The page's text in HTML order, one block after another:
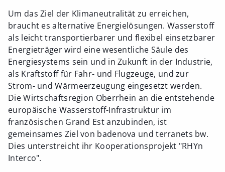
Um das Ziel der Klimaneutralität zu erreichen,
braucht es alternative Energielösungen. Wasserstoff
als leicht transportierbarer und flexibel einsetzbarer
Energieträger wird eine wesentliche Säule des
Energiesystems sein und in Zukunft in der Industrie,
als Kraftstoff für Fahr- und Flugzeuge, und zur
Strom- und Wärmeerzeugung eingesetzt werden.
Die Wirtschaftsregion Oberrhein an die entstehende
europäische Wasserstoff-Infrastruktur im
französischen Grand Est anzubinden, ist
gemeinsames Ziel von badenova und terranets bw.
Dies unterstreicht ihr Kooperationsprojekt "RHYn
Interco".